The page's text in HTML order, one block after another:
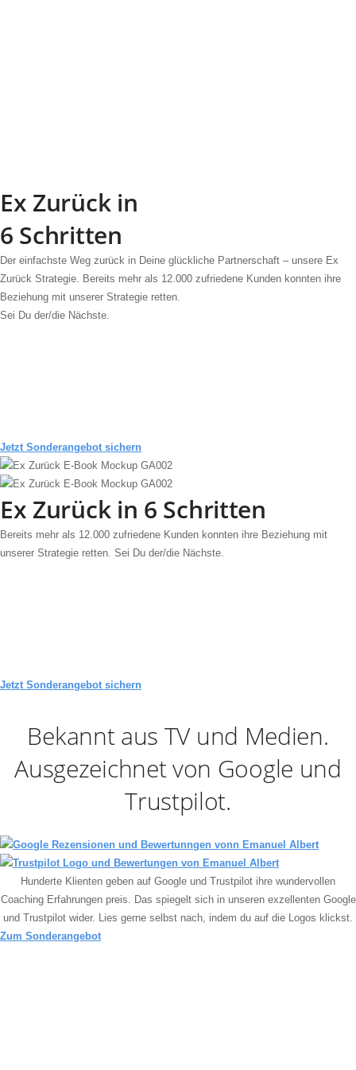
Ex Zurück in
6 Schritten
Der einfachste Weg zurück in Deine glückliche Partnerschaft – unsere Ex
Zurück Strategie. Bereits mehr als 12.000 zufriedene Kunden konnten ihre
Beziehung mit unserer Strategie retten.
Sei Du der/die Nächste.
Jetzt Sonderangebot sichern
Ex Zurück in 6 Schritten
Bereits mehr als 12.000 zufriedene Kunden konnten ihre Beziehung mit
unserer Strategie retten. Sei Du der/die Nächste.
Jetzt Sonderangebot sichern
Bekannt aus TV und Medien.
Ausgezeichnet von Google und
Trustpilot.
Hunderte Klienten geben auf Google und Trustpilot ihre wundervollen
Coaching Erfahrungen preis. Das spiegelt sich in unseren exzellenten Google
und Trustpilot wider. Lies gerne selbst nach, indem du auf die Logos klickst.
Zum Sonderangebot